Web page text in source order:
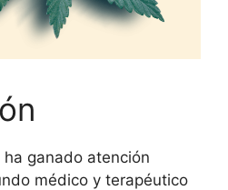
ha ganado atención
médico y terapéutico